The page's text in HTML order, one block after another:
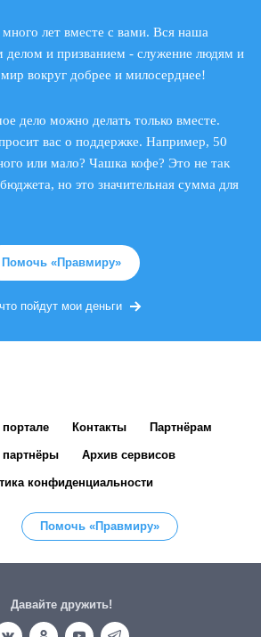
лет вместе с вами. Вся наша
и призванием - служение людям и
вокруг добрее и милосерднее!
дело можно делать только вместе.
вас о поддержке. Например, 50
или мало? Чашка кофе? Это не так
но это значительная сумма для
Помочь «Правмиру»
пойдут мои деньги
Контакты Партнёрам
Архив сервисов
конфиденциальности
Помочь «Правмиру»
Давайте дружить!